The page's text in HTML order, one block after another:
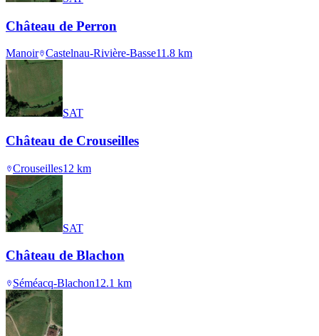
Château de Perron
Manoir Castelnau-Rivière-Basse11.8 km
SAT
Château de Crouseilles
Crouseilles12 km
SAT
Château de Blachon
Séméacq-Blachon12.1 km